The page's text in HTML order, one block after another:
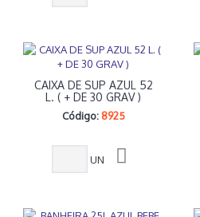
CAIXA DE SUP AZUL 52
L. ( + DE 30 GRAV )
Código: 8925
UN